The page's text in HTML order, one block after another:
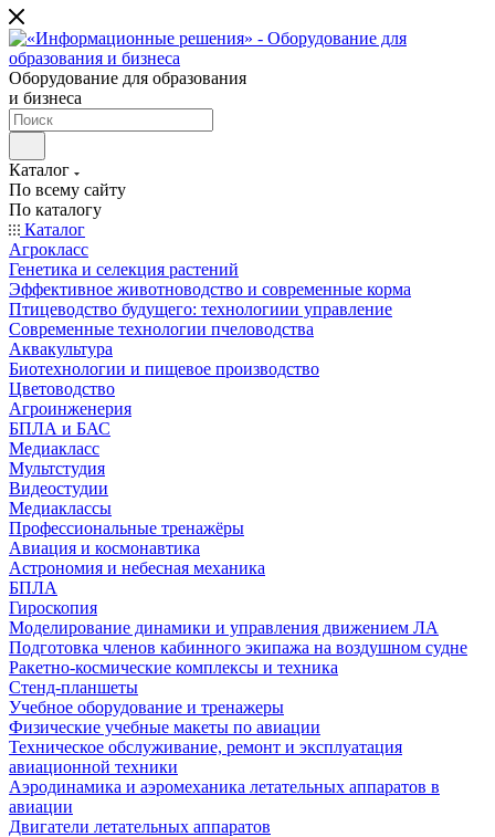
Оборудование для образования
и бизнеса
Каталог
По всему сайту
По каталогу
Каталог
Агрокласс
Генетика и селекция растений
Эффективное животноводство и современные корма
Птицеводство будущего: технологиии управление
Современные технологии пчеловодства
Аквакультура
Биотехнологии и пищевое производство
Цветоводство
Агроинженерия
БПЛА и БАС
Медиакласс
Мультстудия
Видеостудии
Медиаклассы
Профессиональные тренажёры
Авиация и космонавтика
Астрономия и небесная механика
БПЛА
Гироскопия
Моделирование динамики и управления движением ЛА
Подготовка членов кабинного экипажа на воздушном судне
Ракетно-космические комплексы и техника
Стенд-планшеты
Учебное оборудование и тренажеры
Физические учебные макеты по авиации
Техническое обслуживание, ремонт и эксплуатация
авиационной техники
Аэродинамика и аэромеханика летательных аппаратов в
авиации
Двигатели летательных аппаратов